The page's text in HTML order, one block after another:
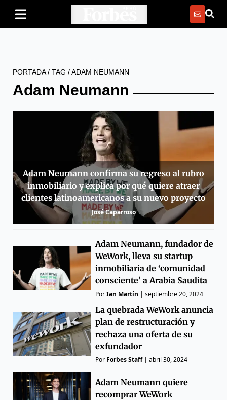
PORTADA/ TAG /ADAM NEUMANN
Adam Neumann
Adam Neumann confirma su regreso al rubro
inmobiliario y explica por qué quiere atraer
clientes latinoamericanos a su nuevo proyecto
José Caparroso
Adam Neumann, fundador de
WeWork, lleva su startup
inmobiliaria de ‘comunidad
consciente’ a Arabia Saudita
PorIan Martín |septiembre 20, 2024
La quebrada WeWork anuncia
plan de restructuración y
rechaza una oferta de su
exfundador
Por Forbes Staff|abril 30, 2024
Adam Neumann quiere
recomprar WeWork